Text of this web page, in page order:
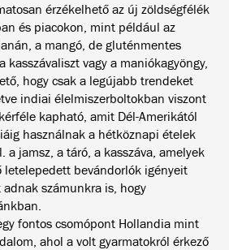
érzékelhető az új zöldségfélék
és piacokon, mint például az
a mangó, de gluténmentes
vagy a maniókagyöngy,
hogy csak a legújabb trendeket
indiai élelmiszerboltokban viszont
kapható, amit Dél-Amerikától
használnak a hétköznapi ételek
a jamsz, a táró, a kasszáva, amelyek
letelepedett bevándorlók igényeit
számunkra is, hogy
fontos csomópont Hollandia mint
ahol a volt gyarmatokról érkező